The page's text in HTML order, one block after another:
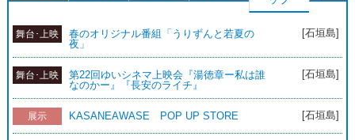
舞台･上映
春のオリジナル番組「うりずんと若夏の
夜」
[石垣島]
舞台･上映
第22回ゆいシネマ上映会『湯徳章ー私は誰
なのかー』『長安のライチ』
[石垣島]
展示 KASANEAWASE POP UP STORE [石垣島]